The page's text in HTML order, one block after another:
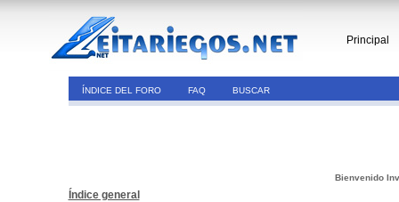
Principal
ÍNDICE DEL FORO FAQ BUSCAR
Bienvenido
Índice general